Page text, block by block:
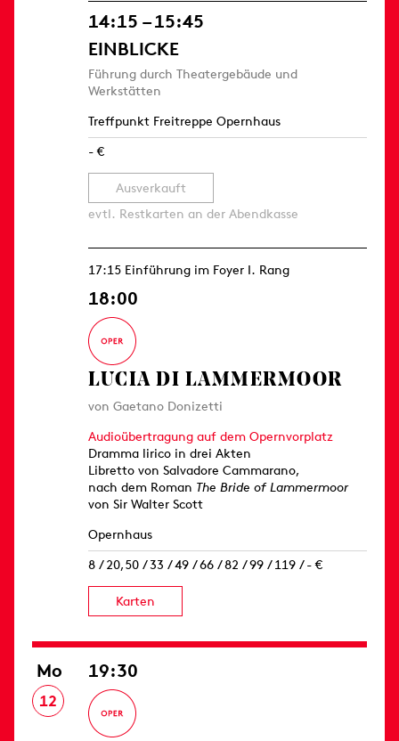
14:15 – 15:45
EINBLICKE
Führung durch Theatergebäude und
Werkstätten
Treffpunkt Freitreppe Opernhaus
- €
Ausverkauft
evtl. Restkarten an der Abendkasse
17:15 Einführung im Foyer I. Rang
18:00
LUCIA DI LAMMERMOOR
von Gaetano Donizetti
Audioübertragung auf dem Opernvorplatz
Dramma lirico in drei Akten
Libretto von Salvadore Cammarano,
nach dem Roman The Bride of Lammermoor
von Sir Walter Scott
Opernhaus
8 / 20,50 / 33 / 49 / 66 / 82 / 99 / 119 / - €
Karten
Mo
12
19:30